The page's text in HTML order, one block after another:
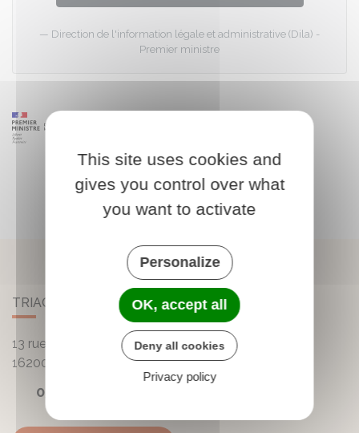
Direction de l'information légale et administrative (Dila) -
Premier ministre
TRIAC-LAUTRAIT
13 rue de la Mairie - Lautrait
16200
Triac-Lautrait
05 45 81 05 41
This site uses cookies and
gives you control over what
you want to activate
Personalize
OK, accept all
Deny all cookies
Privacy policy